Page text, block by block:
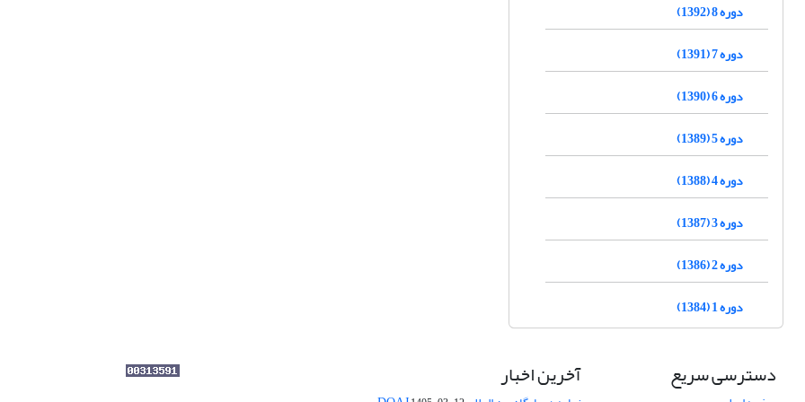
دوره 8 (1392)
دوره 7 (1391)
دوره 6 (1390)
دوره 5 (1389)
دوره 4 (1388)
دوره 3 (1387)
دوره 2 (1386)
دوره 1 (1384)
دسترسی سریع آخرین اخبار